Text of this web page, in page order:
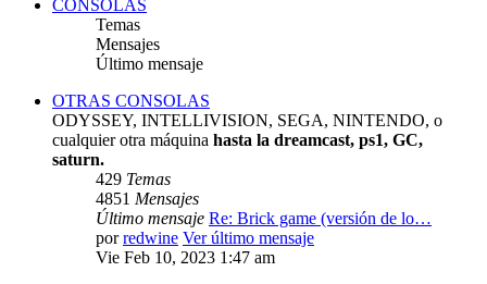
CONSOLAS
Temas
Mensajes
Último mensaje
OTRAS CONSOLAS
ODYSSEY, INTELLIVISION, SEGA, NINTENDO, o
cualquier otra máquina hasta la dreamcast, ps1, GC,
saturn.
429 Temas
4851 Mensajes
Último mensaje Re: Brick game (versión de lo…
porredwine Ver último mensaje
Vie Feb 10, 2023 1:47 am